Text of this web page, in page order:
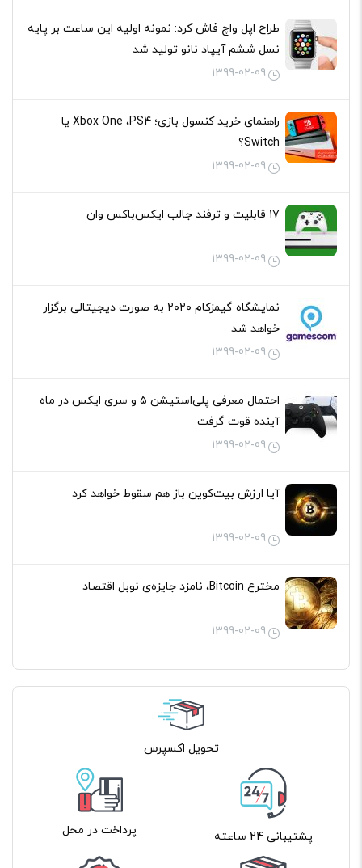
طراح اپل واچ فاش کرد: نمونه اولیه این ساعت بر پایه
نسل ششم آیپاد نانو تولید شد
1399-02-09
راهنمای خرید کنسول بازی؛ Xbox One ،PS4 یا
Switch؟
1399-02-09
۱۷ قابلیت و ترفند جالب ایکس‌باکس وان
1399-02-09
نمایشگاه گیمزکام ۲۰۲۰ به صورت دیجیتالی برگزار
خواهد شد
1399-02-09
احتمال معرفی پلی‌استیشن ۵ و سری ایکس در ماه
آینده قوت گرفت
1399-02-09
آیا ارزش بیت‌کوین باز هم سقوط خواهد کرد
1399-02-09
مخترع Bitcoin، نامزد جایزه‌ی نوبل اقتصاد
1399-02-09
تحویل اکسپرس
پشتیبانی 24 ساعته پرداخت در محل